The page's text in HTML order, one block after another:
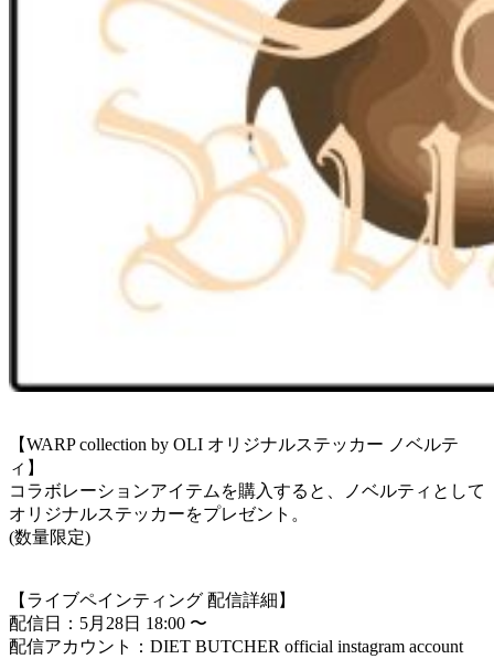
【WARP collection by OLI オリジナルステッカー ノベルテ
ィ】
コラボレーションアイテムを購入すると、ノベルティとして
オリジナルステッカーをプレゼント。
(数量限定)
【ライブペインティング 配信詳細】
配信日：5月28日 18:00 〜
配信アカウント：DIET BUTCHER official instagram account